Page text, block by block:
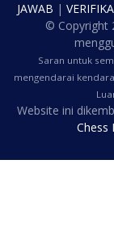
JAWAB |
© Copyright
Saran untuk
mengendarai
Website ini
Chess